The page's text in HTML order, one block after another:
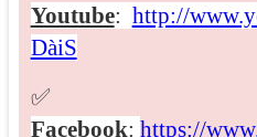
Youtube: http://
DàiS
✅
Facebook: https://